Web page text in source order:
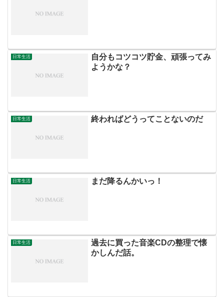
日常生活
自分もコツコツ貯金、頑張ってみ
ようかな？
日常生活 終わればどうってことないのだ
日常生活 まだ降るんかいっ！
日常生活
過去に買った音楽CDの整理で懐
かしんだ話。